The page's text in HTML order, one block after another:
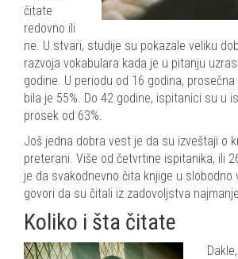
čitate
redovno ili
ne. U stvari, studije su pokazale veliku
razvoja vokabulara kada je u pitanju
godine. U periodu od 16 godina,
bila je 55%. Do 42 godine, ispitanici su u
prosek od 63%.
Još jedna dobra vest je da su izveštaji o
preterani. Više od četvrtine ispitanika, ili
je da svakodnevno čita knjige u slobodno
govori da su čitali iz zadovoljstva
Koliko i šta čitate